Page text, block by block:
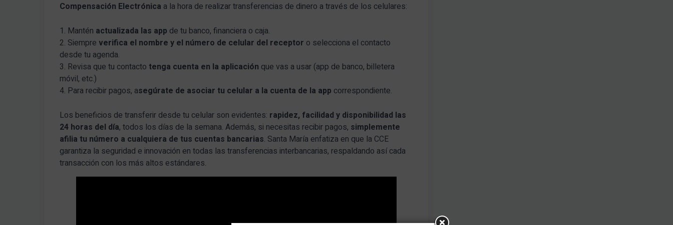
Compensación Electrónica a la hora de realizar transferencias de dinero a través de los celulares:
1. Mantén actualizada las app de tu banco, financiera o caja.
2. Siempre verifica el nombre y el número de celular del receptor o selecciona el contacto
desde tu agenda.
3. Revisa que tu contacto tenga cuenta en la aplicación que vas a usar (app de banco, billetera
móvil, etc.)
4. Para recibir pagos, asegúrate de asociar tu celular a la cuenta de la app correspondiente.
Los beneficios de transferir desde tu celular son evidentes: rapidez, facilidad y disponibilidad las
24 horas del día, todos los días de la semana. Además, si necesitas recibir pagos, simplemente
afilia tu número a cualquiera de tus cuentas bancarias. Santa María enfatiza en que la CCE
garantiza la seguridad e innovación en todas las transferencias interbancarias, respaldando así cada
transacción con los más altos estándares.